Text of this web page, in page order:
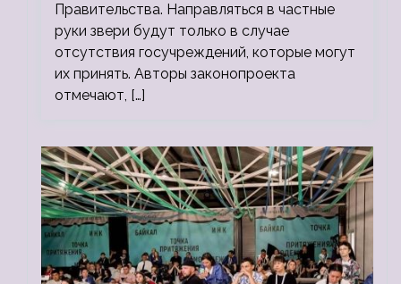
Правительства. Направляться в частные
руки звери будут только в случае
отсутствия госучреждений, которые могут
их принять. Авторы законопроекта
отмечают, […]